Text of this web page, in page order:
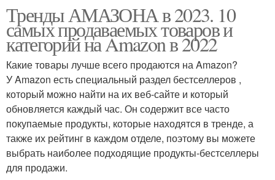
Тренды АМАЗОНА в 2023. 10
самых продаваемых товаров и
категорий на Amazon в 2022
Какие товары лучше всего продаются на Amazon?
У Amazon есть специальный раздел бестселлеров ,
который можно найти на их веб-сайте и который
обновляется каждый час. Он содержит все часто
покупаемые продукты, которые находятся в тренде, а
также их рейтинг в каждом отделе, поэтому вы можете
выбрать наиболее подходящие продукты-бестселлеры
для продажи.